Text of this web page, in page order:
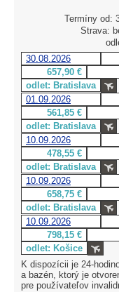
Termíny od:
Strava:
30.08.2026
657,90 €
odlet: Bratislava
01.09.2026
561,85 €
odlet: Bratislava
10.09.2026
478,55 €
odlet: Bratislava
10.09.2026
658,75 €
odlet: Bratislava
10.09.2026
798,15 €
odlet: Košice
K dispozícii je 24-
a bazén, ktorý je
pre používateľov